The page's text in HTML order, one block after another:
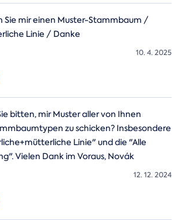
Sie mir einen Muster-Stammbaum /
Linie / Danke
10. 4. 2025
bitten, mir Muster aller von Ihnen
zu schicken? Insbesondere
Linie" und die "Alle
Vielen Dank im Voraus, Novák
12. 12. 2024